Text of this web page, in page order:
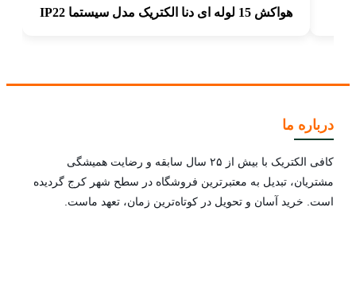
هواکش 15 لوله ای دنا الکتریک مدل سیستما IP22
درباره ما
کافی الکتریک با بیش از ۲۵ سال سابقه و رضایت همیشگی
مشتریان، تبدیل به معتبرترین فروشگاه در سطح شهر کرج گردیده
است. خرید آسان و تحویل در کوتاه‌ترین زمان، تعهد ماست.